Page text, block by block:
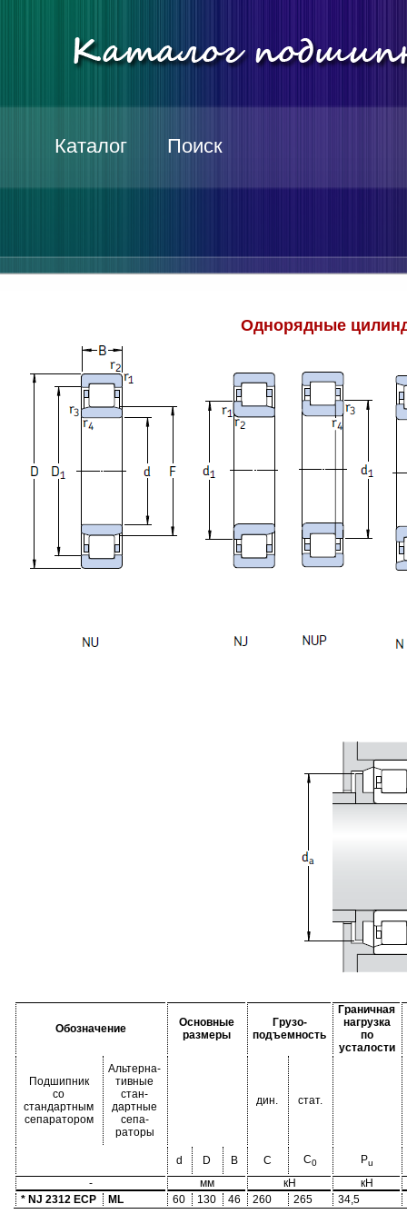
Каталог Поиск
Однорядные
Обозначение
Основные
размеры
Грузо-
подъемность
Граничная
нагрузка
по
усталости
Подшипник
со
стандартным
сепаратором
Альтерна-
тивные
стан-
дартные
сепа-
раторы
дин. стат.
d D B C C0 Pu
- мм кН
кН
* NJ 2312 ECP
ML 60 130 46 260 265 34,5